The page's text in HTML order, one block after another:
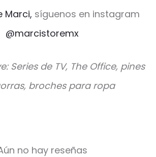
Marci, síguenos en instagram
@marcistoremx
Series de TV, The Office, pines
broches para ropa
no hay reseñas